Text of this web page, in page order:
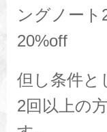
ングノー
20%off
但し条件と
2回以上の